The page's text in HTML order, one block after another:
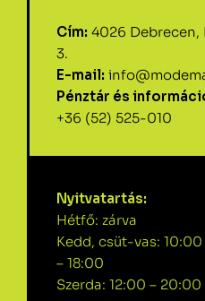
Cím: 4026 Debrecen,
3.
E-mail:
Pénztár és
+36 (52) 525-010
Nyitvatartás:
Hétfő: zárva
Kedd, csüt-vas: 10:00
– 18:00
Szerda: 12:00 – 20:00